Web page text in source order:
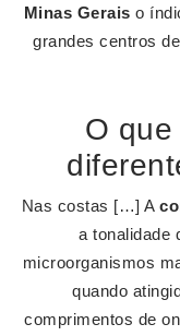
Minas Gerais o
grandes centros
O
Nas costas […] A
a tonalidade
microorganismos
quando
comprimentos de